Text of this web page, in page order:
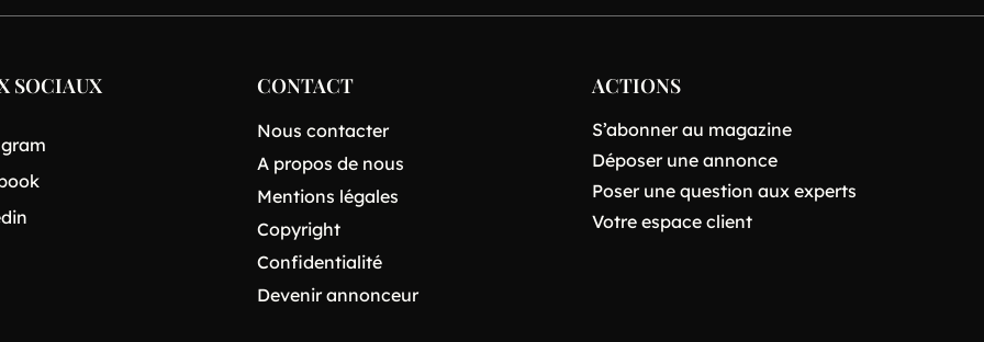
SOCIAUX CONTACT
Nous contacter
A propos de nous
Mentions légales
Copyright
Confidentialité
Devenir annonceur
ACTIONS
S’abonner au magazine
Déposer une annonce
Poser une question aux experts
Votre espace client